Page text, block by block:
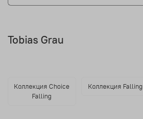
Tobias Grau
Коллекция Choice
Falling
Коллекция Falling